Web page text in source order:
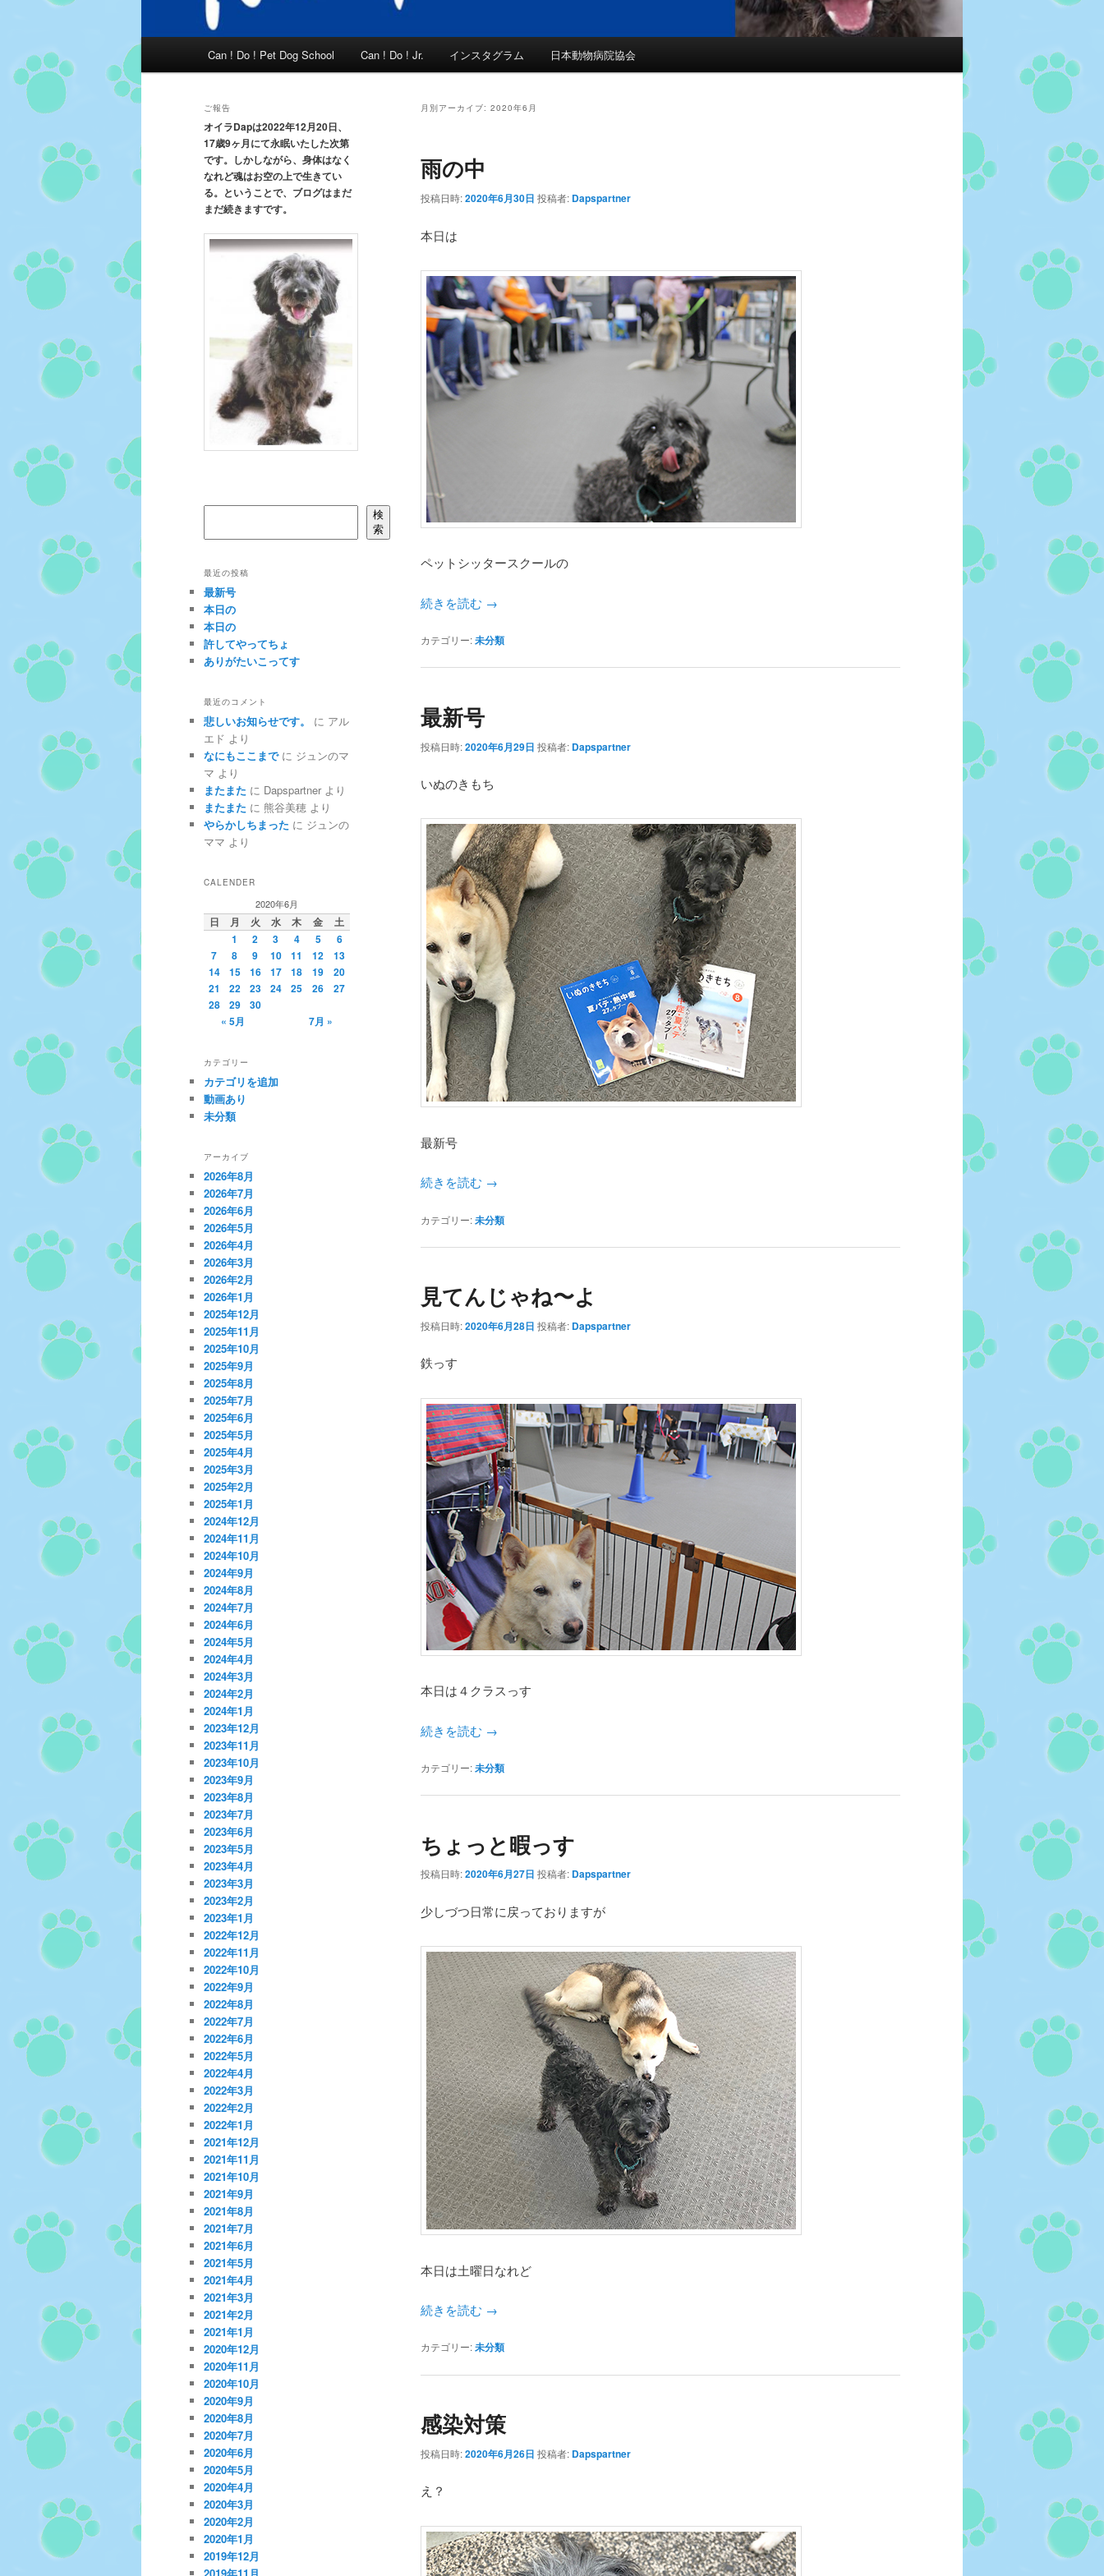
Can ! Do ! Pet Dog School Can ! Do ! Jr. インスタグラム 日本動物病院協会
月別アーカイブ: 2020年6月
雨の中
投稿日時:2020年6月30日 投稿者: Dapspartner
本日は
ペットシッタースクールの
続きを読む →
カテゴリー:未分類
最新号
投稿日時:2020年6月29日 投稿者: Dapspartner
いぬのきもち
最新号
続きを読む →
カテゴリー:未分類
見てんじゃね〜よ
投稿日時:2020年6月28日 投稿者: Dapspartner
鉄っす
本日は４クラスっす
続きを読む →
カテゴリー:未分類
ちょっと暇っす
投稿日時:2020年6月27日 投稿者: Dapspartner
少しづつ日常に戻っておりますが
本日は土曜日なれど
続きを読む →
カテゴリー:未分類
感染対策
投稿日時:2020年6月26日 投稿者: Dapspartner
え？
ご報告
オイラDapは2022年12月20日、
17歳9ヶ月にて永眠いたした次第
です。しかしながら、身体はなく
なれど魂はお空の上で生きてい
る。ということで、ブログはまだ
まだ続きますです。
検
索
最近の投稿
最新号
本日の
本日の
許してやってちょ
ありがたいこってす
最近のコメント
悲しいお知らせです。 に アル
エド より
なにもここまでに ジュンのマ
マ より
またまた に Dapspartner より
またまた に 熊谷美穂 より
やらかしちまった に ジュンの
ママ より
CALENDER
2020年6月
日 月 火 水 木 金
土
1
2 3 4 5
6
7
8 9 10 11 12
13
14
15 16 17 18 19
20
21
22 23 24 25 26
27
28
29
30
« 5月
7月 »
カテゴリー
カテゴリを追加
動画あり
未分類
アーカイブ
2026年8月
2026年7月
2026年6月
2026年5月
2026年4月
2026年3月
2026年2月
2026年1月
2025年12月
2025年11月
2025年10月
2025年9月
2025年8月
2025年7月
2025年6月
2025年5月
2025年4月
2025年3月
2025年2月
2025年1月
2024年12月
2024年11月
2024年10月
2024年9月
2024年8月
2024年7月
2024年6月
2024年5月
2024年4月
2024年3月
2024年2月
2024年1月
2023年12月
2023年11月
2023年10月
2023年9月
2023年8月
2023年7月
2023年6月
2023年5月
2023年4月
2023年3月
2023年2月
2023年1月
2022年12月
2022年11月
2022年10月
2022年9月
2022年8月
2022年7月
2022年6月
2022年5月
2022年4月
2022年3月
2022年2月
2022年1月
2021年12月
2021年11月
2021年10月
2021年9月
2021年8月
2021年7月
2021年6月
2021年5月
2021年4月
2021年3月
2021年2月
2021年1月
2020年12月
2020年11月
2020年10月
2020年9月
2020年8月
2020年7月
2020年6月
2020年5月
2020年4月
2020年3月
2020年2月
2020年1月
2019年12月